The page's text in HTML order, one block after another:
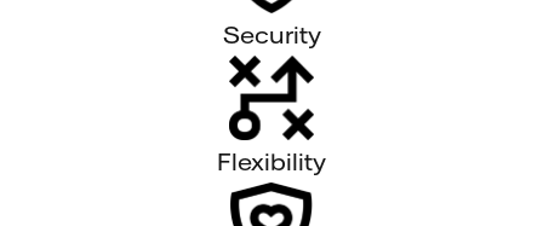
Security
Flexibility